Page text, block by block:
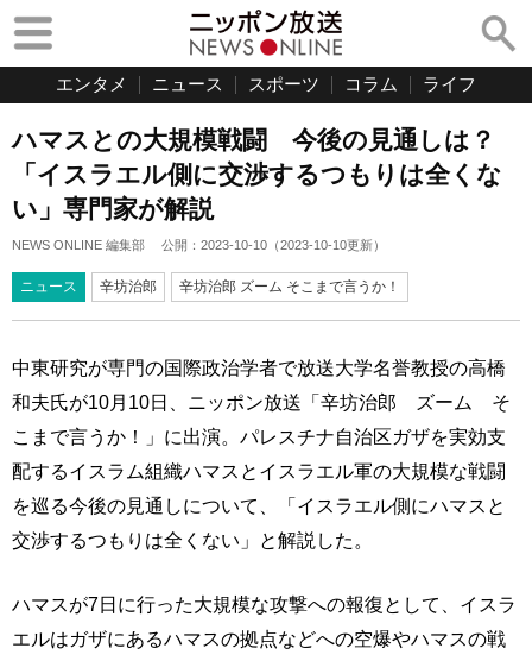
エンタメ ニュース スポーツ コラム ライフ
ハマスとの大規模戦闘 今後の見通しは？
「イスラエル側に交渉するつもりは全くな
い」専門家が解説
NEWS ONLINE 編集部 公開： 2023-10-10 （2023-10-10更新）
ニュース 辛坊治郎 辛坊治郎 ズーム そこまで言うか！
中東研究が専門の国際政治学者で放送大学名誉教授の高橋
和夫氏が10月10日、ニッポン放送「辛坊治郎 ズーム そ
こまで言うか！」に出演。パレスチナ自治区ガザを実効支
配するイスラム組織ハマスとイスラエル軍の大規模な戦闘
を巡る今後の見通しについて、「イスラエル側にハマスと
交渉するつもりは全くない」と解説した。
ハマスが7日に行った大規模な攻撃への報復として、イスラ
エルはガザにあるハマスの拠点などへの空爆やハマスの戦